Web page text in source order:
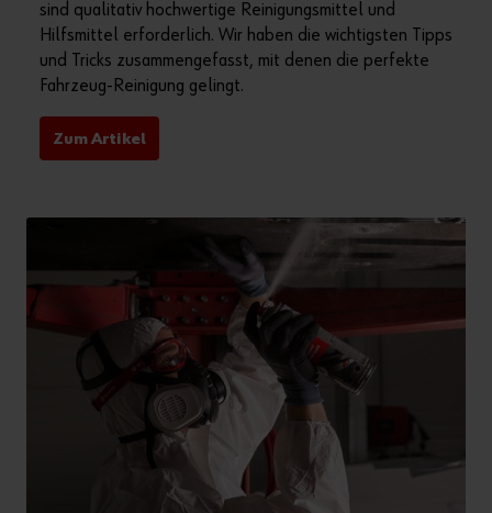
sind qualitativ hochwertige Reinigungsmittel und
Hilfsmittel erforderlich. Wir haben die wichtigsten Tipps
und Tricks zusammengefasst, mit denen die perfekte
Fahrzeug-Reinigung gelingt.
Zum Artikel